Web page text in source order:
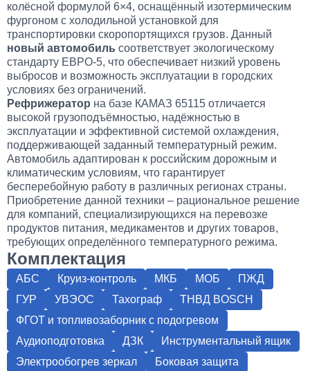
колёсной формулой 6×4, оснащённый изотермическим
фургоном с холодильной установкой для
транспортировки скоропортящихся грузов. Данный
новый автомобиль соответствует экологическому
стандарту ЕВРО-5, что обеспечивает низкий уровень
выбросов и возможность эксплуатации в городских
условиях без ограничений.
Рефрижератор на базе КАМАЗ 65115 отличается
высокой грузоподъёмностью, надёжностью в
эксплуатации и эффективной системой охлаждения,
поддерживающей заданный температурный режим.
Автомобиль адаптирован к российским дорожным и
климатическим условиям, что гарантирует
бесперебойную работу в различных регионах страны.
Приобретение данной техники – рациональное решение
для компаний, специализирующихся на перевозке
продуктов питания, медикаментов и других товаров,
требующих определённого температурного режима.
Комплектация
АБС Круиз-контроль МКБ МОБ
ПЖД
ГУР
УВЭОС Тахограф
ТНВД BOSCH
ФГОТ и топливозаборник с подогревом
Аудиоподготовка
ДЗК
Инструментальный ящик
Электрообогрев зеркал
Боковая защита